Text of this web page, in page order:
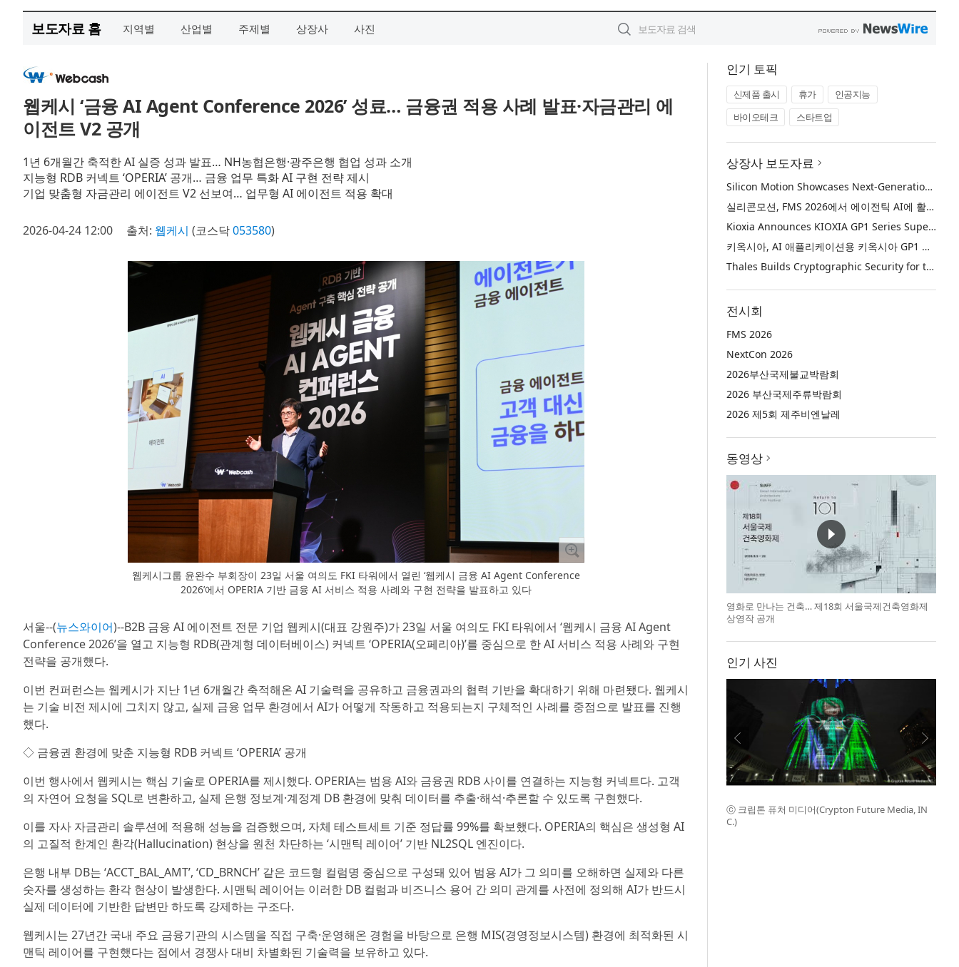
보도자료 홈 지역별 산업별 주제별 상장사 사진
웹케시 ‘금융 AI Agent Conference 2026’ 성료… 금융권 적용 사례 발표·자금관리 에
이전트 V2 공개
1년 6개월간 축적한 AI 실증 성과 발표… NH농협은행·광주은행 협업 성과 소개
지능형 RDB 커넥트 ‘OPERIA’ 공개… 금융 업무 특화 AI 구현 전략 제시
기업 맞춤형 자금관리 에이전트 V2 선보여… 업무형 AI 에이전트 적용 확대
2026-04-24 12:00 출처: 웹케시 (코스닥053580)
웹케시그룹 윤완수 부회장이 23일 서울 여의도 FKI 타워에서 열린 ‘웹케시 금융 AI Agent Conference
2026’에서 OPERIA 기반 금융 AI 서비스 적용 사례와 구현 전략을 발표하고 있다
서울--(뉴스와이어)--B2B 금융 AI 에이전트 전문 기업 웹케시(대표 강원주)가 23일 서울 여의도 FKI 타워에서 ‘웹케시 금융 AI Agent
Conference 2026’을 열고 지능형 RDB(관계형 데이터베이스) 커넥트 ‘OPERIA(오페리아)’를 중심으로 한 AI 서비스 적용 사례와 구현
전략을 공개했다.
이번 컨퍼런스는 웹케시가 지난 1년 6개월간 축적해온 AI 기술력을 공유하고 금융권과의 협력 기반을 확대하기 위해 마련됐다. 웹케시
는 기술 비전 제시에 그치지 않고, 실제 금융 업무 환경에서 AI가 어떻게 작동하고 적용되는지 구체적인 사례를 중점으로 발표를 진행
했다.
◇ 금융권 환경에 맞춘 지능형 RDB 커넥트 ‘OPERIA’ 공개
이번 행사에서 웹케시는 핵심 기술로 OPERIA를 제시했다. OPERIA는 범용 AI와 금융권 RDB 사이를 연결하는 지능형 커넥트다. 고객
의 자연어 요청을 SQL로 변환하고, 실제 은행 정보계·계정계 DB 환경에 맞춰 데이터를 추출·해석·추론할 수 있도록 구현했다.
이를 자사 자금관리 솔루션에 적용해 성능을 검증했으며, 자체 테스트세트 기준 정답률 99%를 확보했다. OPERIA의 핵심은 생성형 AI
의 고질적 한계인 환각(Hallucination) 현상을 원천 차단하는 ‘시맨틱 레이어’ 기반 NL2SQL 엔진이다.
은행 내부 DB는 ‘ACCT_BAL_AMT’, ‘CD_BRNCH’ 같은 코드형 컬럼명 중심으로 구성돼 있어 범용 AI가 그 의미를 오해하면 실제와 다른
숫자를 생성하는 환각 현상이 발생한다. 시맨틱 레이어는 이러한 DB 컬럼과 비즈니스 용어 간 의미 관계를 사전에 정의해 AI가 반드시
실제 데이터에 기반한 답변만 하도록 강제하는 구조다.
웹케시는 27년간 국내 주요 금융기관의 시스템을 직접 구축·운영해온 경험을 바탕으로 은행 MIS(경영정보시스템) 환경에 최적화된 시
맨틱 레이어를 구현했다는 점에서 경쟁사 대비 차별화된 기술력을 보유하고 있다.
인기 토픽
신제품 출시 휴가
인공지능
바이오테크
스타트업
상장사 보도자료
Silicon Motion Showcases Next-Generation Storage Solutions for Agentic AI Applications at FMS 2026
실리콘모션, FMS 2026에서 에이전틱 AI에 활용하기 위한 차세대 스토리지 솔루션 공개
Kioxia Announces KIOXIA GP1 Series Super High IOPS SSDs for AI Applications
키옥시아, AI 애플리케이션용 키옥시아 GP1 시리즈 슈퍼 하이 IOPS SSD 발표
Thales Builds Cryptographic Security for the Age of AI and Post-Quantum Computing
전시회
FMS 2026
NextCon 2026
2026부산국제불교박람회
2026 부산국제주류박람회
2026 제5회 제주비엔날레
동영상
영화로 만나는 건축… 제18회 서울국제건축영화제
상영작 공개
인기 사진
ⓒ 크립톤 퓨처 미디어(Crypton Future Media, IN
C.)